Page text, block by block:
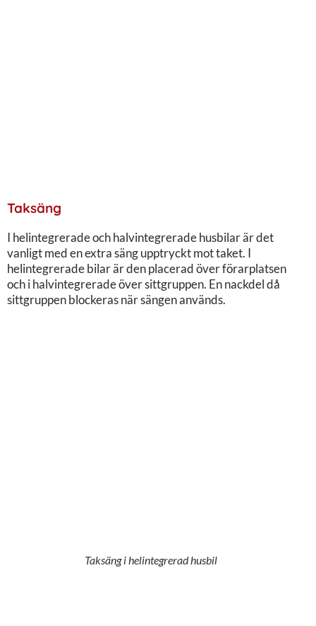
Taksäng
I helintegrerade och halvintegrerade husbilar är det
vanligt med en extra säng upptryckt mot taket. I
helintegrerade bilar är den placerad över förarplatsen
och i halvintegrerade över sittgruppen. En nackdel då
sittgruppen blockeras när sängen används.
Taksäng i helintegrerad husbil